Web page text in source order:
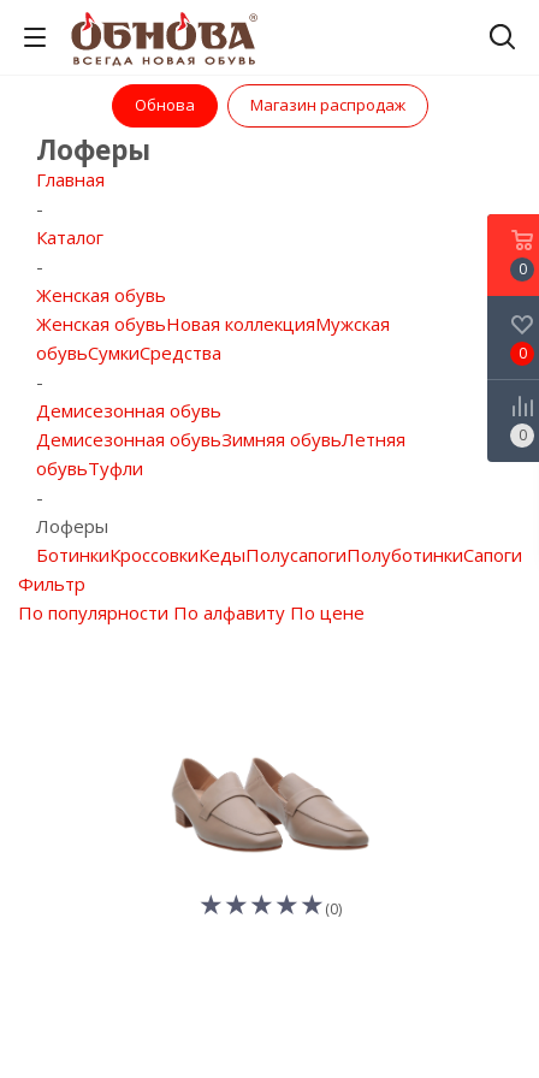
Обнова Магазин распродаж
Лоферы
Главная
-
Каталог
-
Женская обувь
Женская обувьНовая коллекцияМужская
обувьСумкиСредства
-
Демисезонная обувь
Демисезонная обувьЗимняя обувьЛетняя
обувьТуфли
-
Лоферы
БотинкиКроссовкиКедыПолусапогиПолуботинкиСапоги
Фильтр
По популярности По алфавиту По цене
(0)
0
0
0